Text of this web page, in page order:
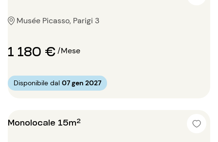
Musée Picasso, Parigi 3
1 180 €/Mese
Disponibile dal 07 gen 2027
Monolocale 15m²